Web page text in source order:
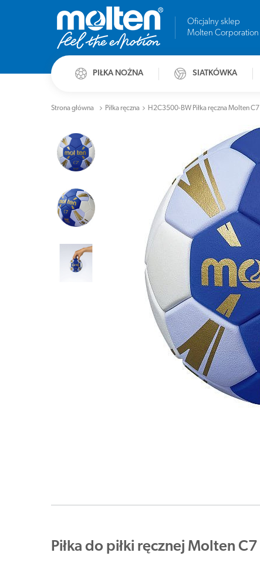
Oficjalny sklep
Molten Corporation
PIŁKA NOŻNA SIATKÓWKA
Strona główna Piłka ręczna H2C3500-BW Piłka ręczna Molten C7
Piłka do piłki ręcznej Molten C7